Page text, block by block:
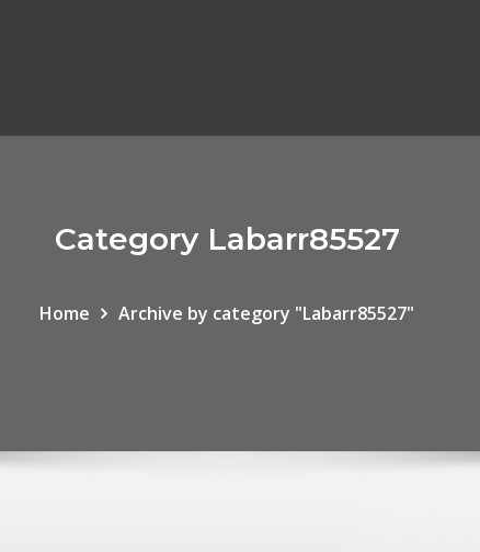
Category Labarr85527
Home Archive by category "Labarr85527"